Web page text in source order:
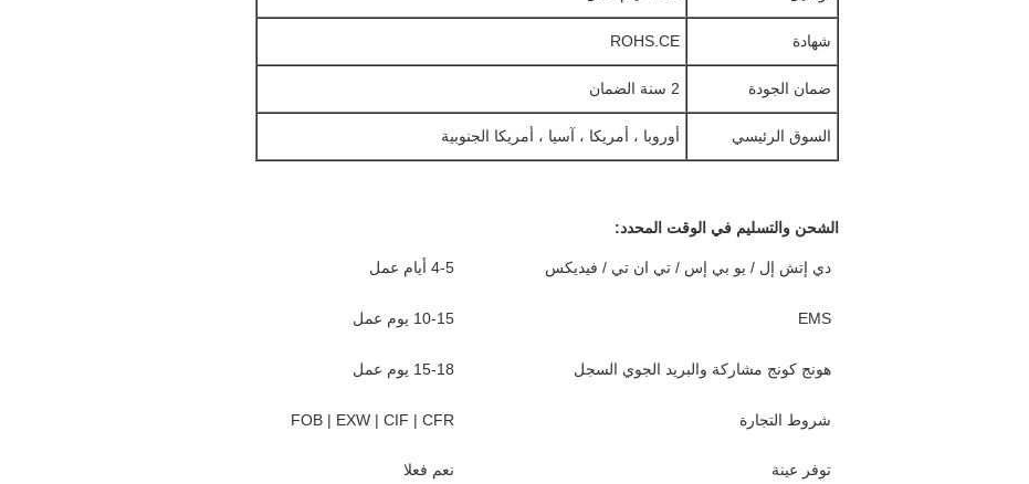
شهادة ROHS.CE
ضمان الجودة 2 سنة الضمان
السوق الرئيسي أوروبا ، أمريكا ، آسيا ، أمريكا الجنوبية
الشحن والتسليم في الوقت المحدد:
دي إتش إل / يو بي إس / تي ان تي / فيديكس 4-5 أيام عمل
EMS 10-15 يوم عمل
هونج كونج مشاركة والبريد الجوي السجل 15-18 يوم عمل
شروط التجارة FOB | EXW | CIF | CFR
توفر عينة نعم فعلا